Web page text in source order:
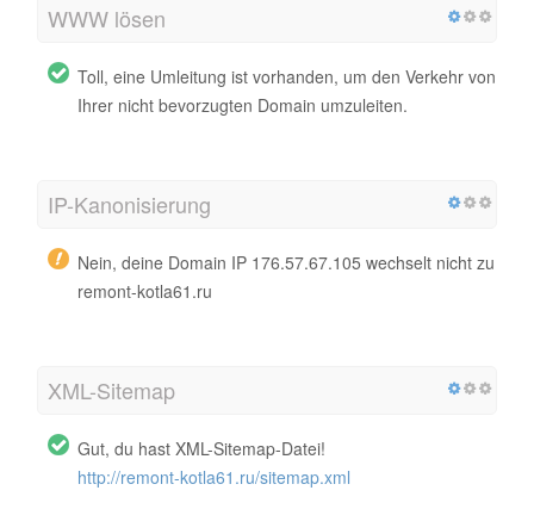
WWW lösen
Toll, eine Umleitung ist vorhanden, um den Verkehr von
Ihrer nicht bevorzugten Domain umzuleiten.
IP-Kanonisierung
Nein, deine Domain IP 176.57.67.105 wechselt nicht zu
remont-kotla61.ru
XML-Sitemap
Gut, du hast XML-Sitemap-Datei!
http://remont-kotla61.ru/sitemap.xml